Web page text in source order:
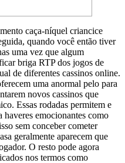
caça-níquel criancice
quando você então tiver
uma vez que algum
briga RTP dos jogos de
de diferentes cassinos online.
uma anormal pelo para
novos cassinos que
Essas rodadas permitem e
haveres emocionantes como
sem conceber cometer
geralmente aparecem que
O resto pode agora
nos termos como